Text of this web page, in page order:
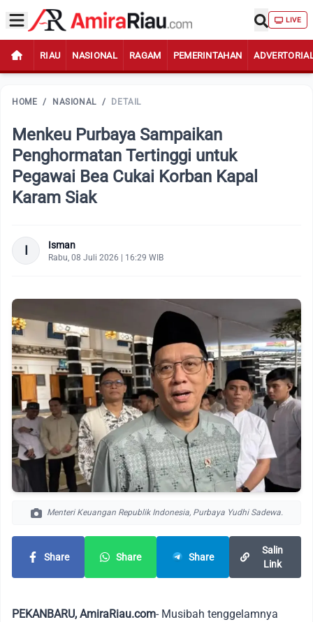
LIVE
RIAU NASIONAL RAGAM PEMERINTAHAN
HOME / NASIONAL / DETAIL
Menkeu Purbaya Sampaikan
Penghormatan Tertinggi untuk
Pegawai Bea Cukai Korban Kapal
Karam Siak
I Isman
Rabu, 08 Juli 2026 | 16:29 WIB
Menteri Keuangan Republik Indonesia, Purbaya Yudhi Sadewa.
Share Share Share
Salin
Link
PEKANBARU, AmiraRiau.com- Musibah tenggelamnya